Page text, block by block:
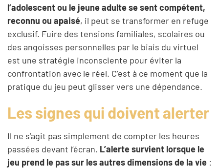
l’adolescent ou le jeune adulte se sent compétent,
reconnu ou apaisé, il peut se transformer en refuge
exclusif. Fuire des tensions familiales, scolaires ou
des angoisses personnelles par le biais du virtuel
est une stratégie inconsciente pour éviter la
confrontation avec le réel. C’est à ce moment que la
pratique du jeu peut glisser vers une dépendance.
Les signes qui doivent alerter
Il ne s’agit pas simplement de compter les heures
passées devant l’écran. L’alerte survient lorsque le
jeu prend le pas sur les autres dimensions de la vie :